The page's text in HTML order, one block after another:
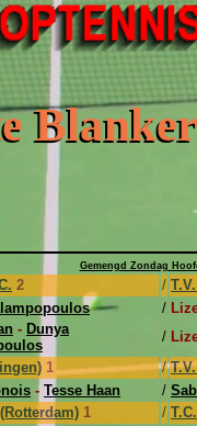
Gemengd Zondag
2 /
/
- Dunya
/
1 /
- Tesse Haan /
1 /